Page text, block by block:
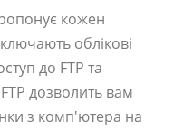
кожен
облікові
до FTP та
дозволить вам
з комп'ютера на